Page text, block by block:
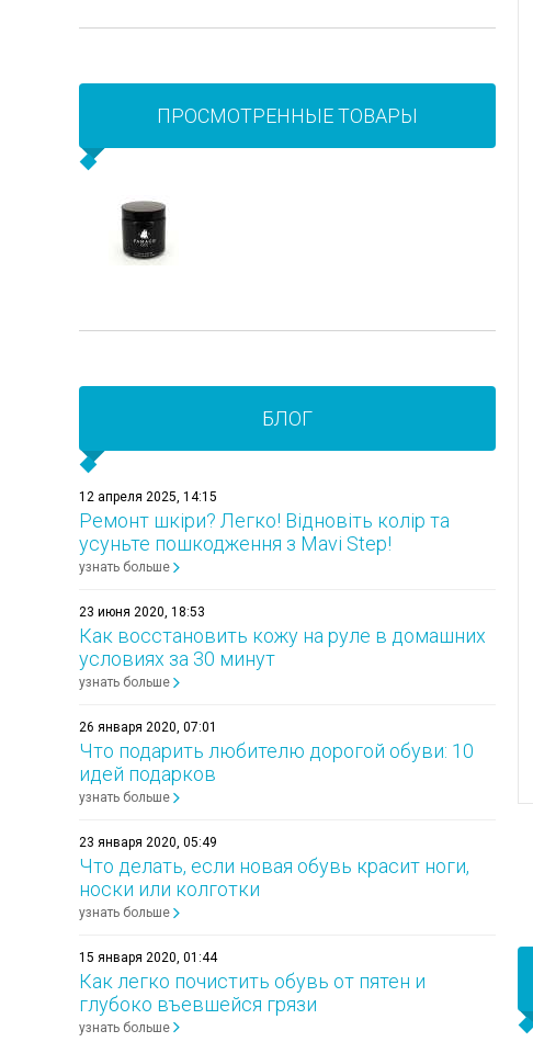
ПРОСМОТРЕННЫЕ ТОВАРЫ
БЛОГ
12 апреля 2025, 14:15
Ремонт шкіри? Легко! Відновіть колір та
усуньте пошкодження з Mavi Step!
узнать больше
23 июня 2020, 18:53
Как восстановить кожу на руле в домашних
условиях за 30 минут
узнать больше
26 января 2020, 07:01
Что подарить любителю дорогой обуви: 10
идей подарков
узнать больше
23 января 2020, 05:49
Что делать, если новая обувь красит ноги,
носки или колготки
узнать больше
15 января 2020, 01:44
Как легко почистить обувь от пятен и
глубоко въевшейся грязи
узнать больше